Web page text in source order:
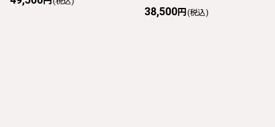
38,500円 (税込)